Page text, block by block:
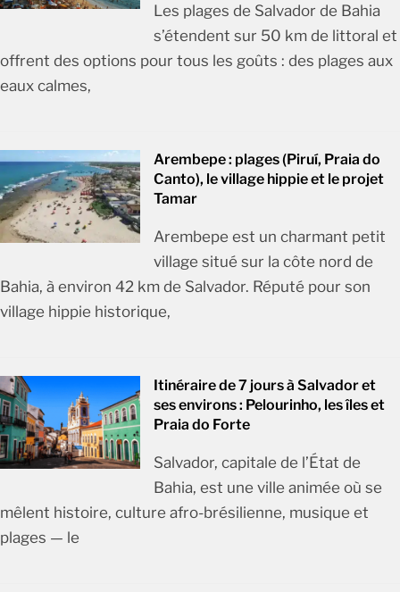
Les plages de Salvador de Bahia
s’étendent sur 50 km de littoral et
offrent des options pour tous les goûts : des plages aux
eaux calmes,
Arembepe : plages (Piruí, Praia do
Canto), le village hippie et le projet
Tamar
Arembepe est un charmant petit
village situé sur la côte nord de
Bahia, à environ 42 km de Salvador. Réputé pour son
village hippie historique,
Itinéraire de 7 jours à Salvador et
ses environs : Pelourinho, les îles et
Praia do Forte
Salvador, capitale de l’État de
Bahia, est une ville animée où se
mêlent histoire, culture afro-brésilienne, musique et
plages — le